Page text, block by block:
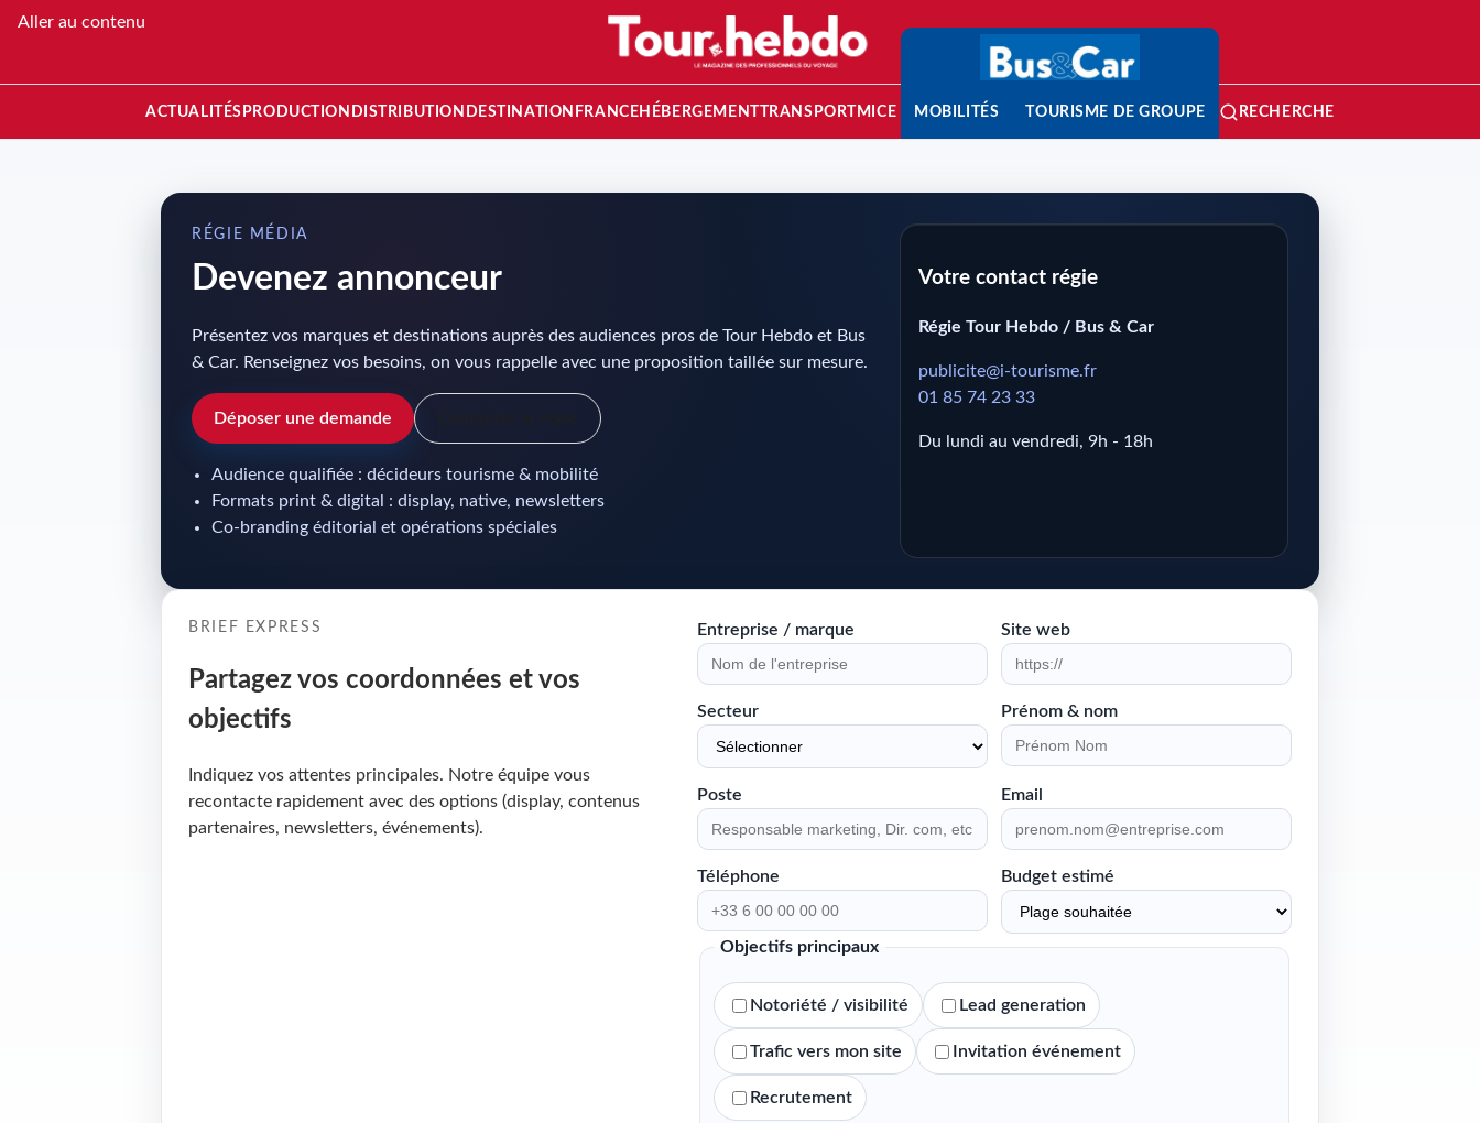
Aller au contenu
ACTUALITÉS PRODUCTION DISTRIBUTION DESTINATION FRANCE HÉBERGEMENTTRANSPORT MICE MOBILITÉS TOURISME DE GROUPE RECHERCHE
RÉGIE MÉDIA
Devenez annonceur
Présentez vos marques et destinations auprès des audiences pros de Tour Hebdo et Bus
& Car. Renseignez vos besoins, on vous rappelle avec une proposition taillée sur mesure.
Déposer une demande
Audience qualifiée : décideurs tourisme & mobilité
Formats print & digital : display, native, newsletters
Co-branding éditorial et opérations spéciales
Votre contact régie
Régie Tour Hebdo / Bus & Car
publicite@i-tourisme.fr
01 85 74 23 33
Du lundi au vendredi, 9h - 18h
BRIEF EXPRESS
Partagez vos coordonnées et vos
objectifs
Indiquez vos attentes principales. Notre équipe vous
recontacte rapidement avec des options (display, contenus
partenaires, newsletters, événements).
Entreprise / marque Site web
Secteur Prénom & nom
Poste Email
Téléphone Budget estimé
Objectifs principaux
Notoriété / visibilité Lead generation
Trafic vers mon site Invitation événement
Recrutement